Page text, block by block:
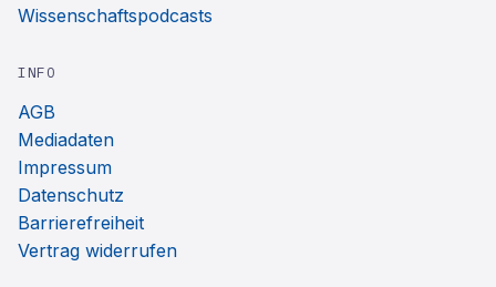
Wissenschaftspodcasts
INFO
AGB
Mediadaten
Impressum
Datenschutz
Barrierefreiheit
Vertrag widerrufen